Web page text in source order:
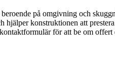
på omgivning och
hjälper konstruktionen att
för att be om offert